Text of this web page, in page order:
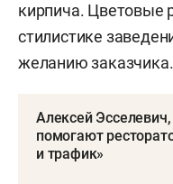
кирпича. Цветовые
стилистике
желанию заказчика.
Алексей
помогают
и трафик»